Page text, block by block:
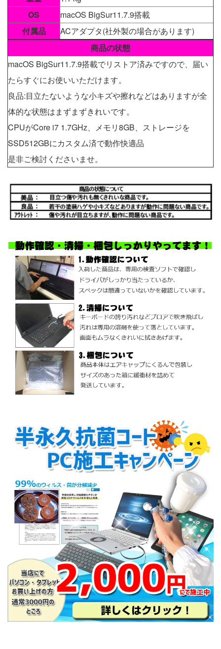
OS
macOS BigSur11.7.9搭載
付属品
ACアダプタ(社外製の場合があります)
商品の状態
macOS BigSur11.7.9搭載でリストア済みですので、届い
たらすぐにお使いいただけます。
良品:目立たないような小キズや擦れなどはありますが全
体的な状態はまずまずきれいです。
CPUがCore i7 1.7GHz、メモリ8GB、ストレージを
SSD512GBにカスタム済で動作快適品
是非ご検討くださいませ。